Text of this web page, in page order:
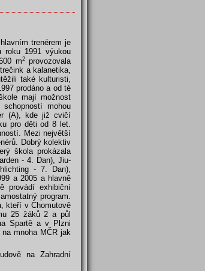
trenérem je
roku 1991 výukou
m2provozovala
a kalanetika,
také kulturisti,
prodáno a od té
mají možnost
mohou
(A), kde již cvičí
pro děti od 8 let.
Mezi největší
Dobrý kolektiv
škola prokázala
- 4. Dan), Jiu-
- 7. Dan),
a 2005 a hlavně
provádí exhibiční
program.
kteří v Chomutově
25 žáků 2 a půl
Spartě a v Plzni
mnoha MČR jak
na Zahradní